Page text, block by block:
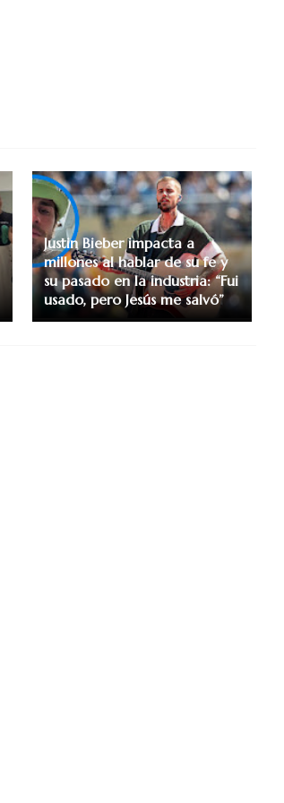
Justin Bieber impacta a
millones al hablar de su fe y
su pasado en la industria: “Fui
usado, pero Jesús me salvó”